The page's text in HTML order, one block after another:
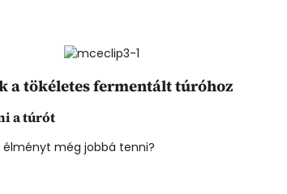
a tökéletes fermentált túróhoz
a túrót
még jobbá tenni?